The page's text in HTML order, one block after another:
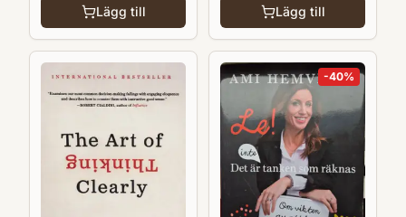
Lägg till Lägg till
-40%